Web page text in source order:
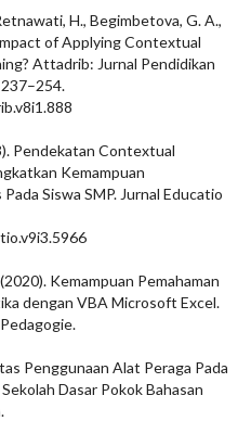
H., Begimbetova, G. A.,
of Applying Contextual
Attadrib: Jurnal Pendidikan
Pendekatan Contextual
Kemampuan
Siswa SMP. Jurnal Educatio
Kemampuan Pemahaman
dengan VBA Microsoft Excel.
Penggunaan Alat Peraga Pada
Dasar Pokok Bahasan